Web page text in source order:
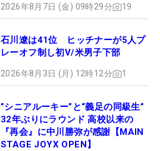
2026年8月7日 (金) 09時29分 19
石川遼は41位 ヒッチナーが5人プ
レーオフ制し初V/米男子下部
2026年8月3日 (月) 12時12分 1
”シニアルーキー”と“義足の同級生”
32年ぶりにラウンド 高校以来の
『再会』に中川勝弥が感謝【MAIN
STAGE JOYX OPEN】